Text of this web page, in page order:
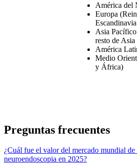
América del
Europa
Asia
resto de
América
Medio
y África)
Preguntas frecuentes
¿Cuál fue el valor del mercado mundial
neuroendoscopia en 2025?